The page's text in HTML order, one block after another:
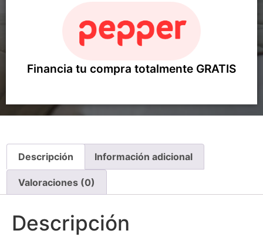
Financia tu compra totalmente GRATIS
Descripción Información adicional
Valoraciones (0)
Descripción